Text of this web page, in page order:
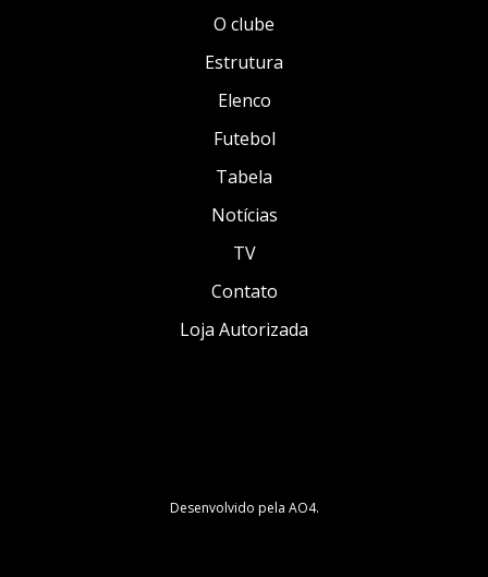
O clube
Estrutura
Elenco
Futebol
Tabela
Notícias
TV
Contato
Loja Autorizada
Desenvolvido pela AO4.